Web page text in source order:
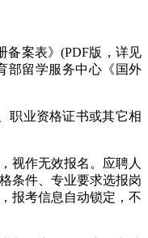
案表》(PDF版，详见
部留学服务中心《国外
业资格证书或其它相
作无效报名。应聘人
条件、专业要求选报岗
报考信息自动锁定，不